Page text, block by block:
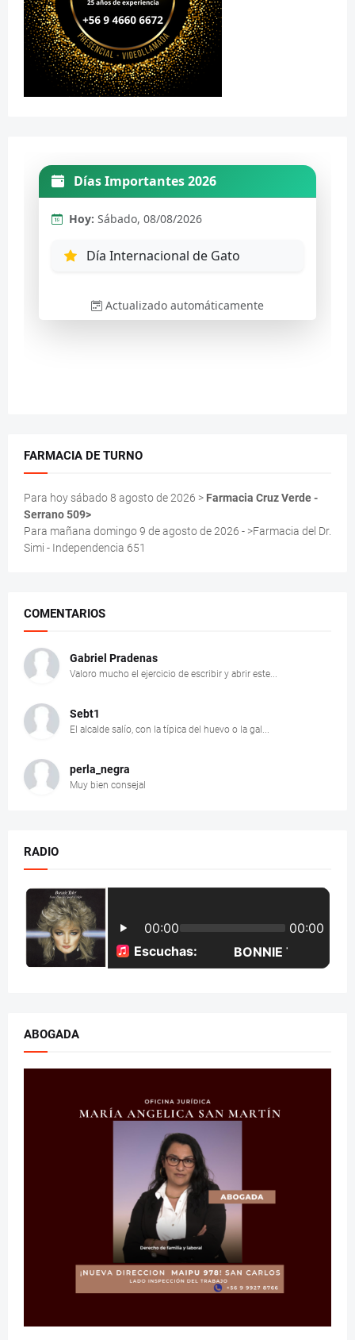
FARMACIA DE TURNO
Para hoy sábado 8 agosto de 2026 > Farmacia Cruz Verde -
Serrano 509>
Para mañana domingo 9 de agosto de 2026 - >Farmacia del Dr.
Simi - Independencia 651
COMENTARIOS
Gabriel Pradenas
Valoro mucho el ejercicio de escribir y abrir este...
Sebt1
El alcalde salío, con la típica del huevo o la gal...
perla_negra
Muy bien consejal
RADIO
ABOGADA